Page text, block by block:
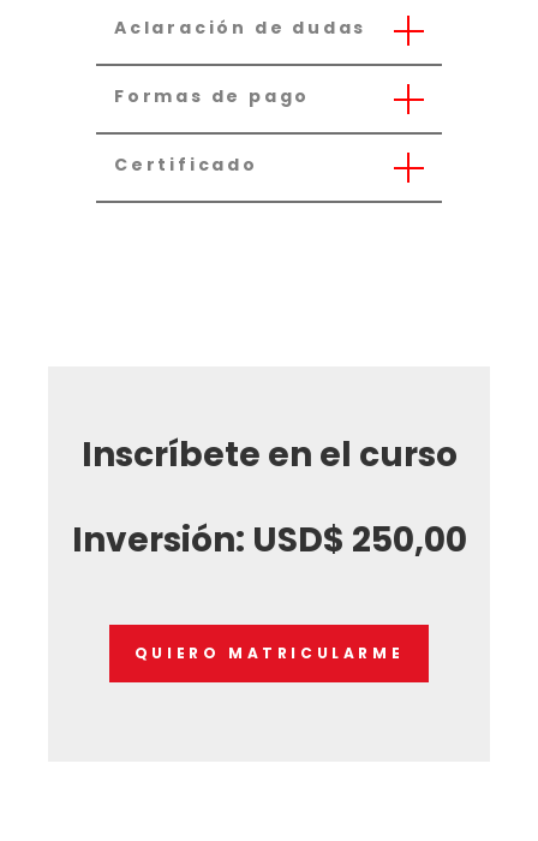
Aclaración de dudas
Formas de pago
Certificado
Inscríbete en el curso
Inversión: USD$ 250,00
QUIERO MATRICULARME